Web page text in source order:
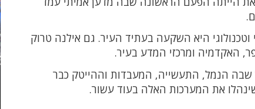
היא השקעה בעתיד העיר. גם אילנה טרוק
האקדמיה ומרכזי המדע בעיר.
מסתתר אולי הסיפור האמיתי של חיפה 2026. עיר שבה הנמל, התעשייה, המעבדות וההייטק כבר
את המערכות האלה בעוד עשור.